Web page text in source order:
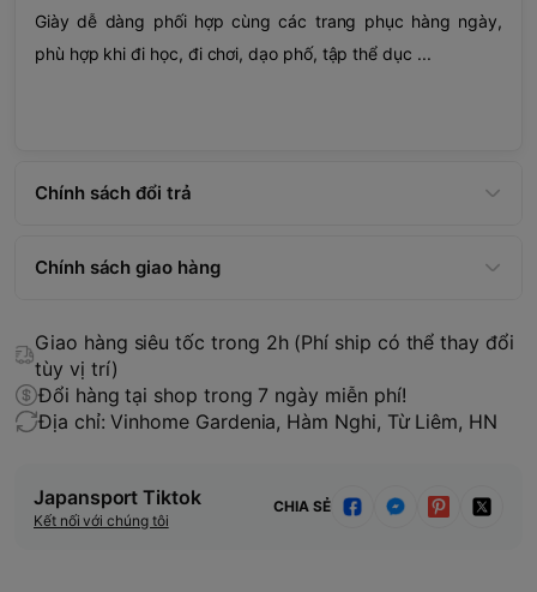
Giày dễ dàng phối hợp cùng các trang phục hàng ngày,
phù hợp khi đi học, đi chơi, dạo phố, tập thể dục ...
Chính sách đổi trả
Chính sách giao hàng
Giao hàng siêu tốc trong 2h (Phí ship có thể thay đổi
tùy vị trí)
Đổi hàng tại shop trong 7 ngày miễn phí!
Địa chỉ: Vinhome Gardenia, Hàm Nghi, Từ Liêm, HN
Japansport Tiktok
Kết nối với chúng tôi
CHIA SẺ